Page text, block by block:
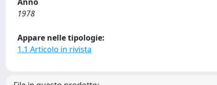
1978
Appare nelle tipologie:
1.1 Articolo in rivista